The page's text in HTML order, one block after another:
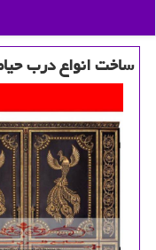
ساخت انواع درب